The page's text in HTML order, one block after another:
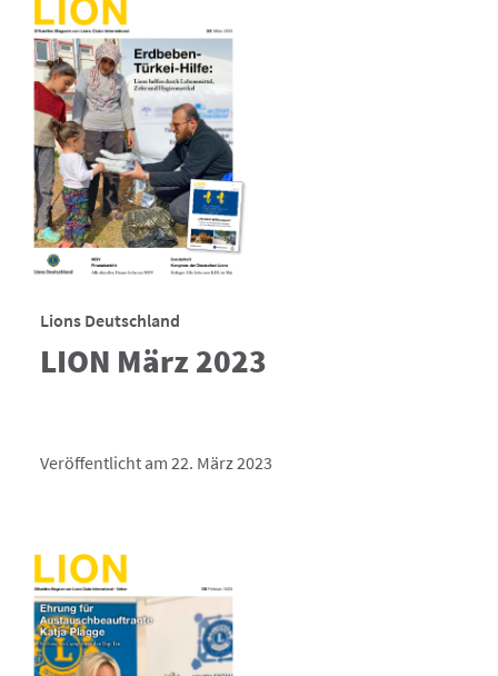
Lions Deutschland
LION März 2023
Veröffentlicht am 22. März 2023